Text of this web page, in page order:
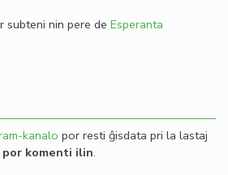
subteni nin pere de Esperanta
kanalo por resti ĝisdata pri la lastaj
por komenti ilin.